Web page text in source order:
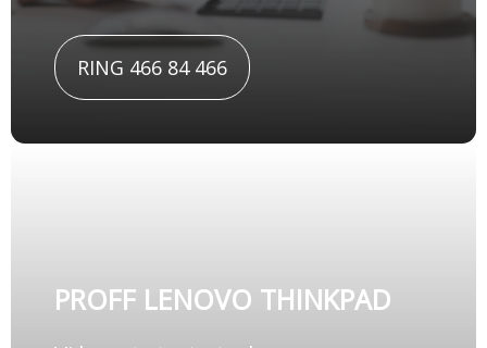
RING 466 84 466
PROFF LENOVO THINKPAD